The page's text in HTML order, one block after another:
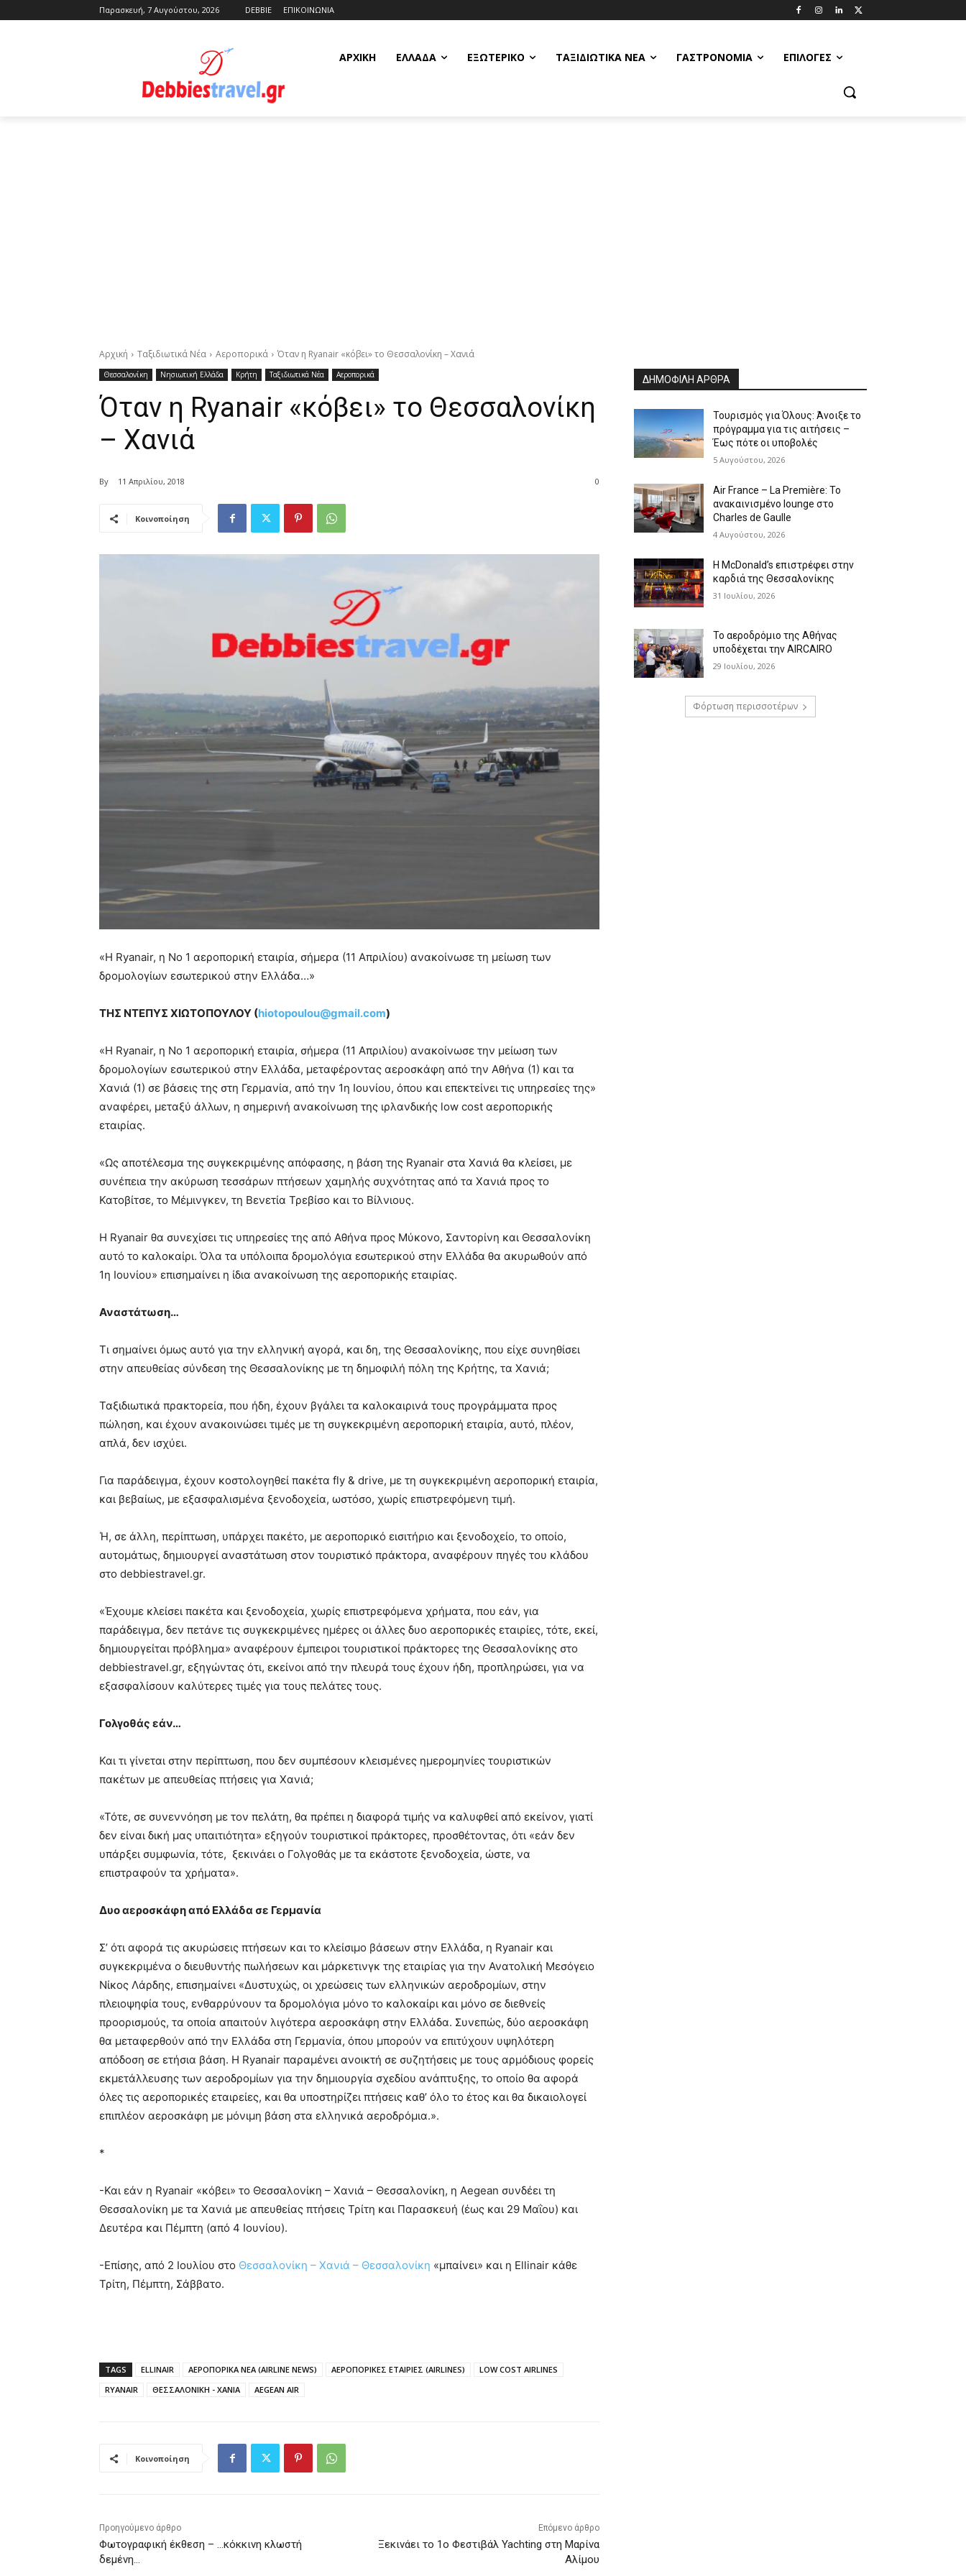
Παρασκευή, 7 Αυγούστου, 2026 DEBBIE ΕΠΙΚΟΙΝΩΝΙΑ
ΑΡΧΙΚΗ ΕΛΛΆΔΑ ΕΞΩΤΕΡΙΚΌ ΤΑΞΙΔΙΩΤΙΚΆ ΝΈΑ ΓΑΣΤΡΟΝΟΜΊΑ ΕΠΙΛΟΓΈΣ
Αρχική Ταξιδιωτικά Νέα Αεροπορικά Όταν η Ryanair «κόβει» το Θεσσαλονίκη – Χανιά
Θεσσαλονίκη Νησιωτική Ελλάδα Κρήτη Ταξιδιωτικά Νέα Αεροπορικά
Όταν η Ryanair «κόβει» το Θεσσαλονίκη
– Χανιά
By 11 Απριλίου, 2018 0
Κοινοποίηση
«Η Ryanair, η Νο 1 αεροπορική εταιρία, σήμερα (11 Απριλίου) ανακοίνωσε τη μείωση των
δρομολογίων εσωτερικού στην Ελλάδα…»
ΤΗΣ ΝΤΕΠΥΣ ΧΙΩΤΟΠΟΥΛΟΥ (hiotopoulou@gmail.com)
«Η Ryanair, η Νο 1 αεροπορική εταιρία, σήμερα (11 Απριλίου) ανακοίνωσε την μείωση των
δρομολογίων εσωτερικού στην Ελλάδα, μεταφέροντας αεροσκάφη από την Αθήνα (1) και τα
Χανιά (1) σε βάσεις της στη Γερμανία, από την 1η Ιουνίου, όπου και επεκτείνει τις υπηρεσίες της»
αναφέρει, μεταξύ άλλων, η σημερινή ανακοίνωση της ιρλανδικής low cost αεροπορικής
εταιρίας.
«Ως αποτέλεσμα της συγκεκριμένης απόφασης, η βάση της Ryanair στα Χανιά θα κλείσει, με
συνέπεια την ακύρωση τεσσάρων πτήσεων χαμηλής συχνότητας από τα Χανιά προς το
Κατοβίτσε, το Μέμινγκεν, τη Βενετία Τρεβίσο και το Βίλνιους.
Η Ryanair θα συνεχίσει τις υπηρεσίες της από Αθήνα προς Μύκονο, Σαντορίνη και Θεσσαλονίκη
αυτό το καλοκαίρι. Όλα τα υπόλοιπα δρομολόγια εσωτερικού στην Ελλάδα θα ακυρωθούν από
1η Ιουνίου» επισημαίνει η ίδια ανακοίνωση της αεροπορικής εταιρίας.
Αναστάτωση…
Τι σημαίνει όμως αυτό για την ελληνική αγορά, και δη, της Θεσσαλονίκης, που είχε συνηθίσει
στην απευθείας σύνδεση της Θεσσαλονίκης με τη δημοφιλή πόλη της Κρήτης, τα Χανιά;
Ταξιδιωτικά πρακτορεία, που ήδη, έχουν βγάλει τα καλοκαιρινά τους προγράμματα προς
πώληση, και έχουν ανακοινώσει τιμές με τη συγκεκριμένη αεροπορική εταιρία, αυτό, πλέον,
απλά, δεν ισχύει.
Για παράδειγμα, έχουν κοστολογηθεί πακέτα fly & drive, με τη συγκεκριμένη αεροπορική εταιρία,
και βεβαίως, με εξασφαλισμένα ξενοδοχεία, ωστόσο, χωρίς επιστρεφόμενη τιμή.
Ή, σε άλλη, περίπτωση, υπάρχει πακέτο, με αεροπορικό εισιτήριο και ξενοδοχείο, το οποίο,
αυτομάτως, δημιουργεί αναστάτωση στον τουριστικό πράκτορα, αναφέρουν πηγές του κλάδου
στο debbiestravel.gr.
«Έχουμε κλείσει πακέτα και ξενοδοχεία, χωρίς επιστρεφόμενα χρήματα, που εάν, για
παράδειγμα, δεν πετάνε τις συγκεκριμένες ημέρες οι άλλες δυο αεροπορικές εταιρίες, τότε, εκεί,
δημιουργείται πρόβλημα» αναφέρουν έμπειροι τουριστικοί πράκτορες της Θεσσαλονίκης στο
debbiestravel.gr, εξηγώντας ότι, εκείνοι από την πλευρά τους έχουν ήδη, προπληρώσει, για να
εξασφαλίσουν καλύτερες τιμές για τους πελάτες τους.
Γολγοθάς εάν…
Και τι γίνεται στην περίπτωση, που δεν συμπέσουν κλεισμένες ημερομηνίες τουριστικών
πακέτων με απευθείας πτήσεις για Χανιά;
«Τότε, σε συνεννόηση με τον πελάτη, θα πρέπει η διαφορά τιμής να καλυφθεί από εκείνον, γιατί
δεν είναι δική μας υπαιτιότητα» εξηγούν τουριστικοί πράκτορες, προσθέτοντας, ότι «εάν δεν
υπάρξει συμφωνία, τότε, ξεκινάει ο Γολγοθάς με τα εκάστοτε ξενοδοχεία, ώστε, να
επιστραφούν τα χρήματα».
Δυο αεροσκάφη από Ελλάδα σε Γερμανία
Σ’ ότι αφορά τις ακυρώσεις πτήσεων και το κλείσιμο βάσεων στην Ελλάδα, η Ryanair και
συγκεκριμένα ο διευθυντής πωλήσεων και μάρκετινγκ της εταιρίας για την Ανατολική Μεσόγειο
Νίκος Λάρδης, επισημαίνει «Δυστυχώς, οι χρεώσεις των ελληνικών αεροδρομίων, στην
πλειοψηφία τους, ενθαρρύνουν τα δρομολόγια μόνο το καλοκαίρι και μόνο σε διεθνείς
προορισμούς, τα οποία απαιτούν λιγότερα αεροσκάφη στην Ελλάδα. Συνεπώς, δύο αεροσκάφη
θα μεταφερθούν από την Ελλάδα στη Γερμανία, όπου μπορούν να επιτύχουν υψηλότερη
απόδοση σε ετήσια βάση. Η Ryanair παραμένει ανοικτή σε συζητήσεις με τους αρμόδιους φορείς
εκμετάλλευσης των αεροδρομίων για την δημιουργία σχεδίου ανάπτυξης, το οποίο θα αφορά
όλες τις αεροπορικές εταιρείες, και θα υποστηρίζει πτήσεις καθ’ όλο το έτος και θα δικαιολογεί
επιπλέον αεροσκάφη με μόνιμη βάση στα ελληνικά αεροδρόμια.».
*
-Και εάν η Ryanair «κόβει» το Θεσσαλονίκη – Χανιά – Θεσσαλονίκη, η Aegean συνδέει τη
Θεσσαλονίκη με τα Χανιά με απευθείας πτήσεις Τρίτη και Παρασκευή (έως και 29 Μαΐου) και
Δευτέρα και Πέμπτη (από 4 Ιουνίου).
-Επίσης, από 2 Ιουλίου στο Θεσσαλονίκη – Χανιά – Θεσσαλονίκη «μπαίνει» και η Ellinair κάθε
Τρίτη, Πέμπτη, Σάββατο.
TAGS ELLINAIR ΑΕΡΟΠΟΡΙΚΑ ΝΕΑ (AIRLINE NEWS) ΑΕΡΟΠΟΡΙΚΕΣ ΕΤΑΙΡΙΕΣ (AIRLINES)
LOW COST AIRLINES
RYANAIR
ΘΕΣΣΑΛΟΝΙΚΗ - ΧΑΝΙΑ AEGEAN AIR
Κοινοποίηση
Προηγούμενο άρθρο
Φωτογραφική έκθεση – …κόκκινη κλωστή
δεμένη…
Επόμενο άρθρο
Ξεκινάει το 1ο Φεστιβάλ Yachting στη Μαρίνα
Αλίμου
ΔΗΜΟΦΙΛΗ ΑΡΘΡΑ
Τουρισμός για Όλους: Άνοιξε το
πρόγραμμα για τις αιτήσεις –
Έως πότε οι υποβολές
5 Αυγούστου, 2026
Air France – La Première: Το
ανακαινισμένο lounge στο
Charles de Gaulle
4 Αυγούστου, 2026
Η McDonald’s επιστρέφει στην
καρδιά της Θεσσαλονίκης
31 Ιουλίου, 2026
Το αεροδρόμιο της Αθήνας
υποδέχεται την AIRCAIRO
29 Ιουλίου, 2026
Φόρτωση περισσοτέρων